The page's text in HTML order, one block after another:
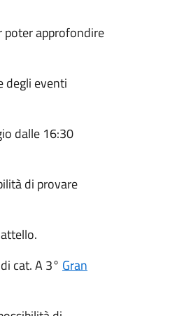
poter approfondire
degli eventi
dalle 16:30
di provare
cat. A 3° Gran